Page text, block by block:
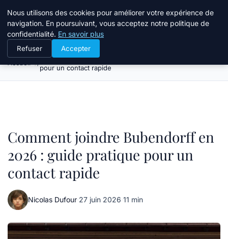
Atelier Designers
Comment joindre Bubendorff en 2026 : guide pratique
pour un contact rapide
Comment joindre Bubendorff en
2026 : guide pratique pour un
contact rapide
Nicolas Dufour·27 juin 2026·11 min
Nous utilisons des cookies pour améliorer votre expérience de
navigation. En poursuivant, vous acceptez notre politique de
confidentialité. En savoir plus
Refuser Accepter